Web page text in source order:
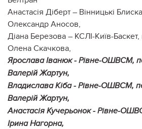
Анастасія Діберт – Вінницькі
Олександр Аносов,
Діана Березова – КСЛІ-Київ-
Олена Скачкова,
Ярослава Іванюк - Рівне-ОШВСМ,
Валерій Жартун,
Владислава Кіба - Рівне-ОШВСМ,
Валерій Жартун,
Анастасія Кучерьонок - Рівне-
Ірина Нагорна,